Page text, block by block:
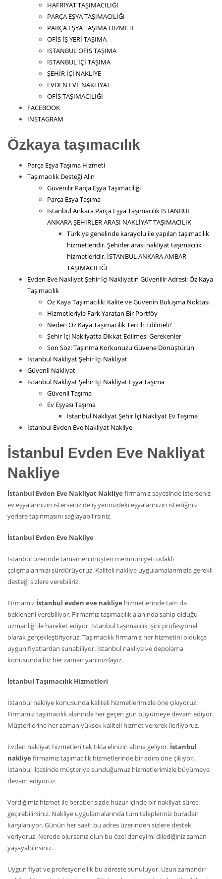
HAFRİYAT TAŞIMACILIĞI
PARÇA EŞYA TAŞIMACILIĞI
PARÇA EŞYA TAŞIMA HİZMETİ
OFİS İŞ YERİ TAŞIMA
İSTANBUL OFİS TAŞIMA
İSTANBUL İÇİ TAŞIMA
ŞEHİR İÇİ NAKLİYE
EVDEN EVE NAKLİYAT
OFİS TAŞIMACILIĞI
FACEBOOK
İNSTAGRAM
Özkaya taşımacılık
Parça Eşya Taşıma Hizmeti
Taşımacılık Desteği Alın
Güvenilir Parça Eşya Taşımacılığı
Parça Eşya Taşıma
İstanbul Ankara Parça Eşya Taşımacılık İSTANBUL
ANKARA ŞEHİRLER ARASI NAKLİYAT TAŞIMACILIK
Türkiye genelinde karayolu ile yapılan taşımacılık
hizmetleridir. Şehirler arası nakliyat taşımacılık
hizmetleridir. İSTANBUL ANKARA AMBAR
TAŞIMACILIĞI
Evden Eve Nakliyat Şehir İçi Nakliyatın Güvenilir Adresi: Öz Kaya
Taşımacılık
Öz Kaya Taşımacılık: Kalite ve Güvenin Buluşma Noktası
Hizmetleriyle Fark Yaratan Bir Portföy
Neden Öz Kaya Taşımacılık Tercih Edilmeli?
Şehir İçi Nakliyatta Dikkat Edilmesi Gerekenler
Son Söz: Taşınma Korkunuzu Güvene Dönüştürün
İstanbul Nakliyat Şehir İçi Nakliyat
Güvenli Nakliyat
İstanbul Nakliyat Şehir İçi Nakliyat Eşya Taşıma
Güvenli Taşıma
Ev Eşyası Taşıma
İstanbul Nakliyat Şehir İçi Nakliyat Ev Taşıma
İstanbul Evden Eve Nakliyat Nakliye
İstanbul Evden Eve Nakliyat
Nakliye
İstanbul Evden Eve Nakliyat Nakliye firmamız sayesinde isterseniz
ev eşyalarınızın isterseniz de iş yerinizdeki eşyalarınızın istediğiniz
yerlere taşınmasını sağlayabilirsiniz.
İstanbul Evden Eve Nakliye
İstanbul üzerinde tamamen müşteri memnuniyeti odaklı
çalışmalarımızı sürdürüyoruz. Kaliteli nakliye uygulamalarımızla gerekli
desteği sizlere verebiliriz.
Firmamız İstanbul evden eve nakliye hizmetlerinde tam da
bekleneni verebiliyor. Firmamız taşımacılık alanında sahip olduğu
uzmanlığı ile hareket ediyor. İstanbul taşımacılık işini profesyonel
olarak gerçekleştiriyoruz. Taşımacılık firmamız her hizmetini oldukça
uygun fiyatlardan sunabiliyor. İstanbul nakliye ve depolama
konusunda biz her zaman yanınızdayız.
İstanbul Taşımacılık Hizmetleri
İstanbul nakliye konusunda kaliteli hizmetlerimizle öne çıkıyoruz.
Firmamız taşımacılık alanında her geçen gün büyümeye devam ediyor.
Müşterilerine her zaman yüksek kaliteli hizmet vererek ilerliyoruz.
Evden nakliyat hizmetleri tek tıkla elinizin altına geliyor. İstanbul
nakliye firmamız taşımacılık hizmetlerinde bir adım öne çıkıyor.
İstanbul ilçesinde müşteriye sunduğumuz hizmetlerimizle büyümeye
devam ediyoruz.
Verdiğimiz hizmet ile beraber sizde huzur içinde bir nakliyat süreci
geçirebilirsiniz. Nakliye uygulamalarında tüm talepleriniz buradan
karşılanıyor. Günün her saati bu adres üzerinden sizlere destek
veriyoruz. Nerede olursanız olun bu özel deneyimi dilediğiniz zaman
yaşayabilirsiniz.
Uygun fiyat ve profesyonellik bu adreste sunuluyor. Uzun zamandır